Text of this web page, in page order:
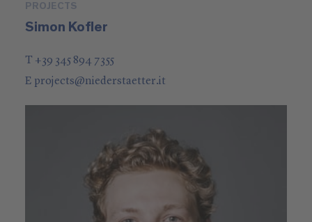
PROJECTS
Simon Kofler
T +39 345 894 7355
E projects@niederstaetter.it